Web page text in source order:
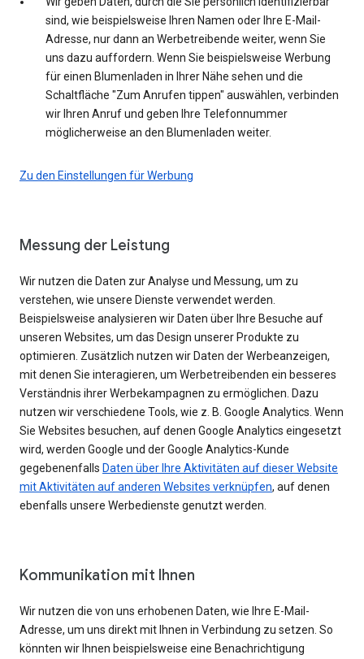
sind, wie beispielsweise Ihren Namen oder Ihre E-Mail-
Adresse, nur dann an Werbetreibende weiter, wenn Sie
uns dazu auffordern. Wenn Sie beispielsweise Werbung
für einen Blumenladen in Ihrer Nähe sehen und die
Schaltfläche "Zum Anrufen tippen" auswählen, verbinden
wir Ihren Anruf und geben Ihre Telefonnummer
möglicherweise an den Blumenladen weiter.
Zu den Einstellungen für Werbung
Messung der Leistung
Wir nutzen die Daten zur Analyse und Messung, um zu
verstehen, wie unsere Dienste verwendet werden.
Beispielsweise analysieren wir Daten über Ihre Besuche auf
unseren Websites, um das Design unserer Produkte zu
optimieren. Zusätzlich nutzen wir Daten der Werbeanzeigen,
mit denen Sie interagieren, um Werbetreibenden ein besseres
Verständnis ihrer Werbekampagnen zu ermöglichen. Dazu
nutzen wir verschiedene Tools, wie z. B. Google Analytics. Wenn
Sie Websites besuchen, auf denen Google Analytics eingesetzt
wird, werden Google und der Google Analytics-Kunde
gegebenenfalls Daten über Ihre Aktivitäten auf dieser Website
mit Aktivitäten auf anderen Websites verknüpfen, auf denen
ebenfalls unsere Werbedienste genutzt werden.
Kommunikation mit Ihnen
Wir nutzen die von uns erhobenen Daten, wie Ihre E-Mail-
Adresse, um uns direkt mit Ihnen in Verbindung zu setzen. So
könnten wir Ihnen beispielsweise eine Benachrichtigung